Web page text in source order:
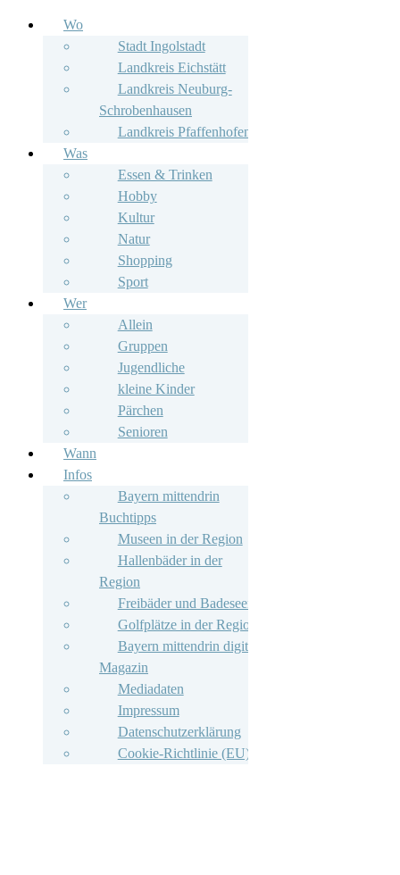
Wo
Stadt Ingolstadt
Landkreis Eichstätt
Landkreis Neuburg-
Schrobenhausen
Landkreis Pfaffenhofen
Was
Essen & Trinken
Hobby
Kultur
Natur
Shopping
Sport
Wer
Allein
Gruppen
Jugendliche
kleine Kinder
Pärchen
Senioren
Wann
Infos
Bayern mittendrin
Buchtipps
Museen in der Region
Hallenbäder in der
Region
Freibäder und Badeseen
Golfplätze in der Region
Bayern mittendrin digitales
Magazin
Mediadaten
Impressum
Datenschutzerklärung
Cookie-Richtlinie (EU)